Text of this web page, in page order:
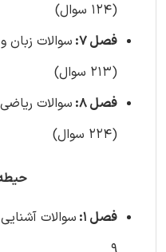
(124 سوال)
فصل 7:
(213 سوال)
فصل 8:
(224 سوال)
فصل 1:
سوالات